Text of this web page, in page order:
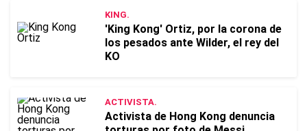
KING.
'King Kong' Ortiz, por la corona de
los pesados ante Wilder, el rey del
KO
ACTIVISTA.
Activista de Hong Kong denuncia